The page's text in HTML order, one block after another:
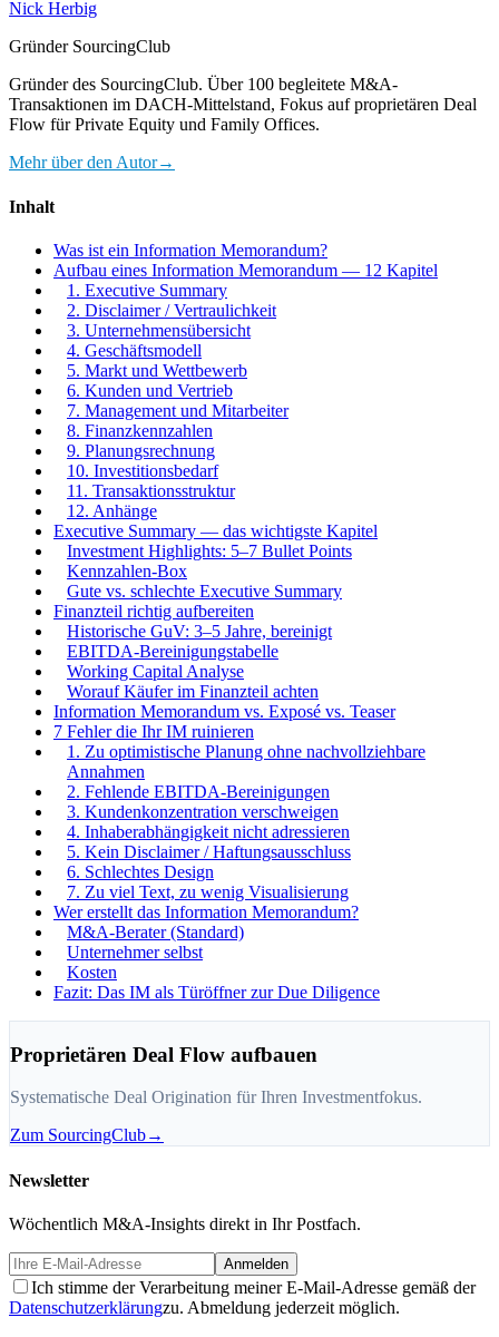
Nick Herbig
Gründer SourcingClub
Gründer des SourcingClub. Über 100 begleitete M&A-
Transaktionen im DACH-Mittelstand, Fokus auf proprietären Deal
Flow für Private Equity und Family Offices.
Mehr über den Autor→
Inhalt
Was ist ein Information Memorandum?
Aufbau eines Information Memorandum — 12 Kapitel
1. Executive Summary
2. Disclaimer / Vertraulichkeit
3. Unternehmensübersicht
4. Geschäftsmodell
5. Markt und Wettbewerb
6. Kunden und Vertrieb
7. Management und Mitarbeiter
8. Finanzkennzahlen
9. Planungsrechnung
10. Investitionsbedarf
11. Transaktionsstruktur
12. Anhänge
Executive Summary — das wichtigste Kapitel
Investment Highlights: 5–7 Bullet Points
Kennzahlen-Box
Gute vs. schlechte Executive Summary
Finanzteil richtig aufbereiten
Historische GuV: 3–5 Jahre, bereinigt
EBITDA-Bereinigungstabelle
Working Capital Analyse
Worauf Käufer im Finanzteil achten
Information Memorandum vs. Exposé vs. Teaser
7 Fehler die Ihr IM ruinieren
1. Zu optimistische Planung ohne nachvollziehbare
Annahmen
2. Fehlende EBITDA-Bereinigungen
3. Kundenkonzentration verschweigen
4. Inhaberabhängigkeit nicht adressieren
5. Kein Disclaimer / Haftungsausschluss
6. Schlechtes Design
7. Zu viel Text, zu wenig Visualisierung
Wer erstellt das Information Memorandum?
M&A-Berater (Standard)
Unternehmer selbst
Kosten
Fazit: Das IM als Türöffner zur Due Diligence
Proprietären Deal Flow aufbauen
Systematische Deal Origination für Ihren Investmentfokus.
Zum SourcingClub→
Newsletter
Wöchentlich M&A-Insights direkt in Ihr Postfach.
Anmelden
Ich stimme der Verarbeitung meiner E-Mail-Adresse gemäß der
Datenschutzerklärungzu. Abmeldung jederzeit möglich.